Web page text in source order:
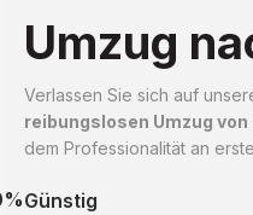
Umzug
Verlassen Sie sich auf
reibungslosen Umzug
dem Professionalität an
Günstig